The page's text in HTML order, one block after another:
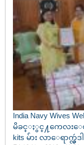
India Navy Wives
မိခင္ႏွင္႔ကေလးေ
kits မ်ား လာေရာက္လွဴ